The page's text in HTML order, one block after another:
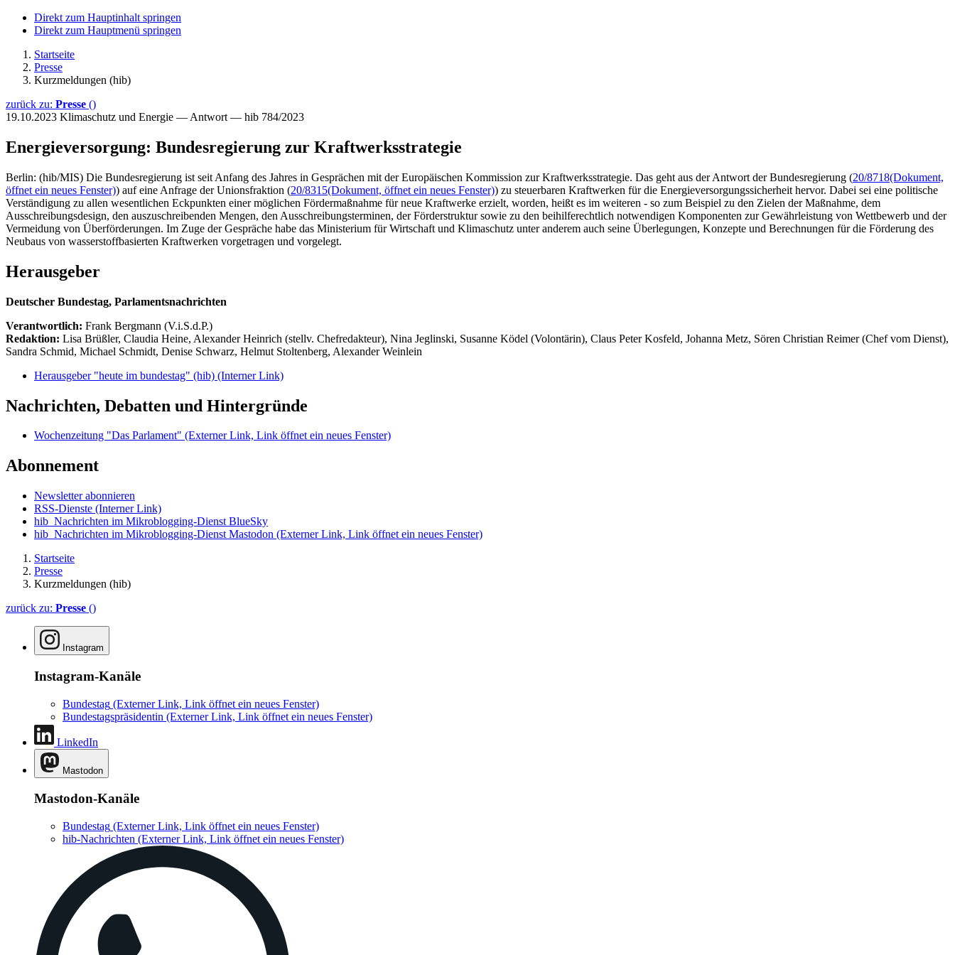
Direkt zum Hauptinhalt springen
Direkt zum Hauptmenü springen
Startseite
Presse
Kurzmeldungen (hib)
zurück zu: Presse ()
19.10.2023 Klimaschutz und Energie — Antwort — hib 784/2023
Energieversorgung: Bundesregierung zur Kraftwerksstrategie
Berlin: (hib/MIS) Die Bundesregierung ist seit Anfang des Jahres in Gesprächen mit der Europäischen Kommission zur Kraftwerksstrategie. Das geht aus der Antwort der Bundesregierung (20/8718(Dokument,
öffnet ein neues Fenster)) auf eine Anfrage der Unionsfraktion (20/8315(Dokument, öffnet ein neues Fenster)) zu steuerbaren Kraftwerken für die Energieversorgungssicherheit hervor. Dabei sei eine politische
Verständigung zu allen wesentlichen Eckpunkten einer möglichen Fördermaßnahme für neue Kraftwerke erzielt, worden, heißt es im weiteren - so zum Beispiel zu den Zielen der Maßnahme, dem
Ausschreibungsdesign, den auszuschreibenden Mengen, den Ausschreibungsterminen, der Förderstruktur sowie zu den beihilferechtlich notwendigen Komponenten zur Gewährleistung von Wettbewerb und der
Vermeidung von Überförderungen. Im Zuge der Gespräche habe das Ministerium für Wirtschaft und Klimaschutz unter anderem auch seine Überlegungen, Konzepte und Berechnungen für die Förderung des
Neubaus von wasserstoffbasierten Kraftwerken vorgetragen und vorgelegt.
Herausgeber
Deutscher Bundestag, Parlamentsnachrichten
Verantwortlich: Frank Bergmann (V.i.S.d.P.)
Redaktion: Lisa Brüßler, Claudia Heine, Alexander Heinrich (stellv. Chefredakteur), Nina Jeglinski, Susanne Ködel (Volontärin), Claus Peter Kosfeld, Johanna Metz, Sören Christian Reimer (Chef vom Dienst),
Sandra Schmid, Michael Schmidt, Denise Schwarz, Helmut Stoltenberg, Alexander Weinlein
Herausgeber "heute im bundestag" (hib) (Interner Link)
Nachrichten, Debatten und Hintergründe
Wochenzeitung "Das Parlament" (Externer Link, Link öffnet ein neues Fenster)
Abonnement
Newsletter abonnieren
RSS-Dienste (Interner Link)
hib_Nachrichten im Mikroblogging-Dienst BlueSky
hib_Nachrichten im Mikroblogging-Dienst Mastodon (Externer Link, Link öffnet ein neues Fenster)
Startseite
Presse
Kurzmeldungen (hib)
zurück zu: Presse ()
Instagram
Instagram-Kanäle
Bundestag (Externer Link, Link öffnet ein neues Fenster)
Bundestagspräsidentin (Externer Link, Link öffnet ein neues Fenster)
LinkedIn
Mastodon
Mastodon-Kanäle
Bundestag (Externer Link, Link öffnet ein neues Fenster)
hib-Nachrichten (Externer Link, Link öffnet ein neues Fenster)